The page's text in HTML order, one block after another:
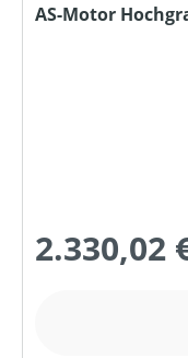
AS-Motor
2.330,02